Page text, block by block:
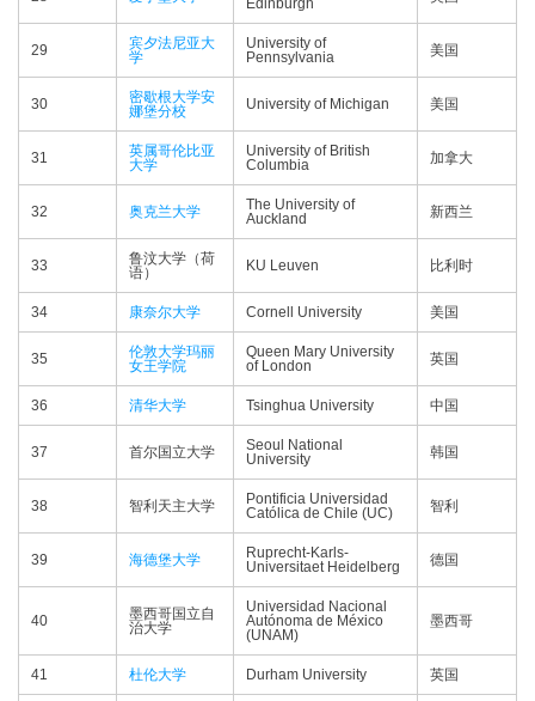
Edinburgh
29
宾夕法尼亚大
学
University of
Pennsylvania
美国
30
密歇根大学安
娜堡分校
University of Michigan 美国
31
英属哥伦比亚
大学
University of British
Columbia
加拿大
32 奥克兰大学
The University of
Auckland
新西兰
33
鲁汶大学（荷
语）
KU Leuven 比利时
34 康奈尔大学 Cornell University 美国
35
伦敦大学玛丽
女王学院
Queen Mary University
of London
英国
36 清华大学 Tsinghua University 中国
37 首尔国立大学
Seoul National
University
韩国
38 智利天主大学
Pontificia Universidad
Católica de Chile (UC)
智利
39 海德堡大学
Ruprecht-Karls-
Universitaet Heidelberg
德国
40
墨西哥国立自
治大学
Universidad Nacional
Autónoma de México
(UNAM)
墨西哥
41 杜伦大学 Durham University 英国